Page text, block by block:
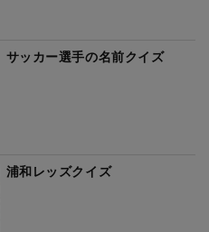
サッカー選手の名前クイズ
浦和レッズクイズ